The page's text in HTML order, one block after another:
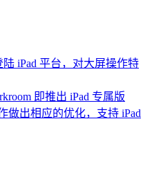
陆 iPad 平台，对大屏操作特
即推出 iPad 专属版
做出相应的优化，支持 iPad